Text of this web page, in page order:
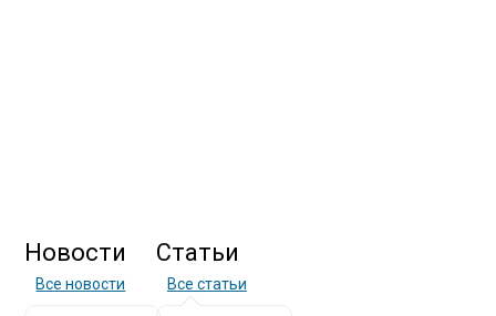
Новости
Все новости
Статьи
Все статьи